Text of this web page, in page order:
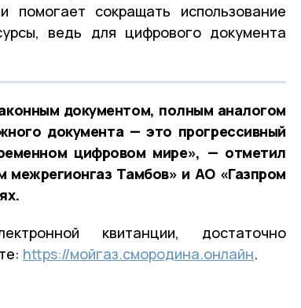
помогает сокращать использование
ведь для цифрового документа
документом, полным аналогом
документа — это прогрессивный
цифровом мире», — отметил
межрегионгаз Тамбов» и АО «Газпром
квитанции, достаточно
https://мойгаз.смородина.онлайн.